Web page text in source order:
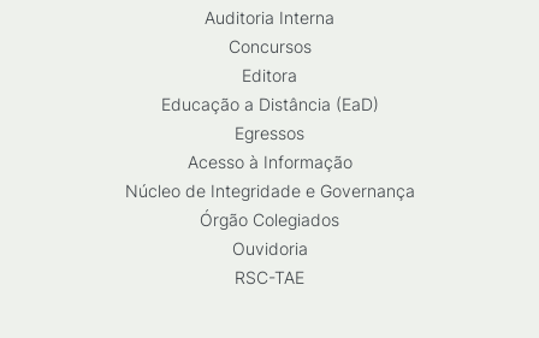
Auditoria Interna
Concursos
Editora
Educação a Distância (EaD)
Egressos
Acesso à Informação
Núcleo de Integridade e Governança
Órgão Colegiados
Ouvidoria
RSC-TAE